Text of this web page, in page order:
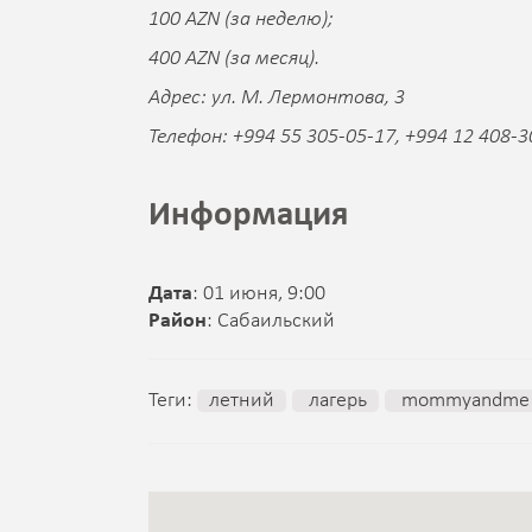
100 AZN (за неделю);
400 AZN (за месяц).
Адрес: ул. М. Лермонтова, 3
Телефон: +994 55 305-05-17, +994 12 408-
Информация
Дата: 01 июня, 9:00
Район: Сабаильский
Теги: летний лагерь mommyandme